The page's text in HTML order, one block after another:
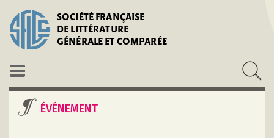
SOCIÉTÉ FRANÇAISE
DE LITTÉRATURE
GÉNÉRALE ET COMPARÉE
ÉVÉNEMENT